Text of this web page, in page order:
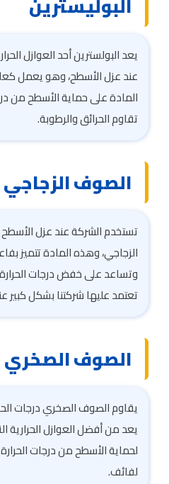
يعد البولسترين أحد العوازل
عند عزل الأسطح، وهو يعمل
المادة على حماية الأسطح من
تقاوم الحرائق والرطوبة.
الصوف الزجاجي
تستخدم الشركة عند عزل
الزجاجي، وهذه المادة تتميز
وتساعد على خفض درجات الحرارة
تعتمد عليها شركتنا بشكل كبير
الصوف الصخري
يقاوم الصوف الصخري درجات
يعد من أفضل العوازل الحرارية
لحماية الأسطح من درجات
لفائف.